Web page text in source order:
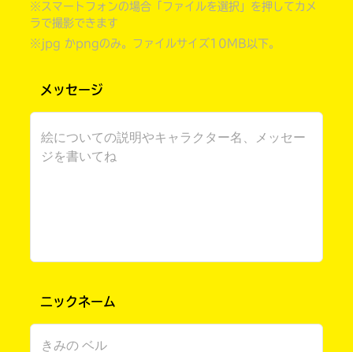
※スマートフォンの場合「ファイルを選択」を押してカメ
ラで撮影できます
※jpg かpngのみ。ファイルサイズ10MB以下。
メッセージ
ニックネーム